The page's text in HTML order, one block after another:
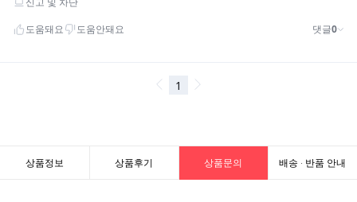
상품정보 상품후기 상품문의 배송 · 반품 안내